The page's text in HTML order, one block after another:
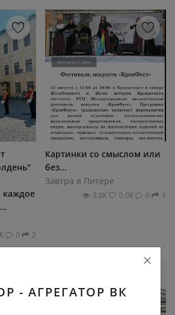
каждое
0 2
Картинки со смыслом или
без...
Завтра в Питере
3.0К 0.0К 0 3
- АГРЕГАТОР ВК